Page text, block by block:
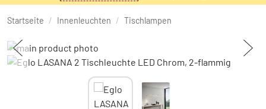
Startseite / Innenleuchten / Tischlampen